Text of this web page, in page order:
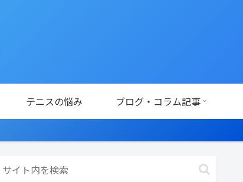
テニスの悩み ブログ・コラム記事